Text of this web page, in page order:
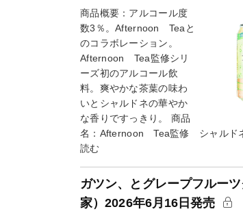
商品概要：アルコール度
数3％。Afternoon Teaと
のコラボレーション。
Afternoon Tea監修シリ
ーズ初のアルコール飲
料。爽やかな茶葉の味わ
いとシャルドネの華やか
な香りですっきり。 商品
名：Afternoon Tea監修 シャルド
読む
ガツン、とグレープフルー
家）2026年6月16日発売